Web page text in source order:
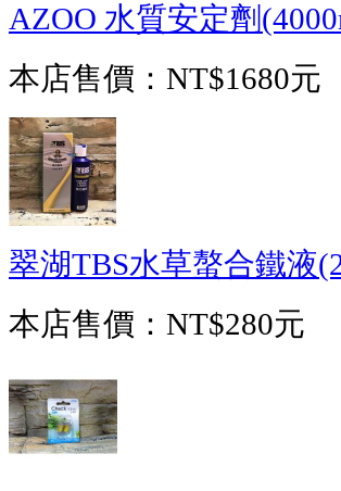
AZOO 水質安定劑
本店售價： NT$1680元
翠湖TBS水草螯合鐵液
本店售價： NT$280元